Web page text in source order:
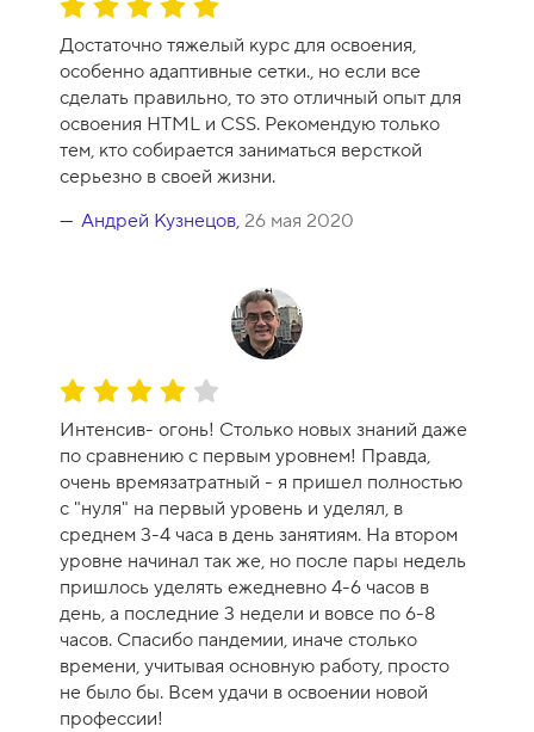
-
1
0
О
ц
е
н
к
а
к
у
р
Достаточно тяжелый курс для освоения,
особенно адаптивные сетки., но если все
сделать правильно, то это отличный опыт для
освоения HTML и CSS. Рекомендую только
тем, кто собирается заниматься версткой
серьезно в своей жизни.
Андрей Кузнецов, 26 мая 2020
О
е
н
к
а
к
у
р
с
а
-
8
Интенсив- огонь! Столько новых знаний даже
по сравнению с первым уровнем! Правда,
очень времязатратный - я пришел полностью
с "нуля" на первый уровень и уделял, в
среднем 3-4 часа в день занятиям. На втором
уровне начинал так же, но после пары недель
пришлось уделять ежедневно 4-6 часов в
день, а последние 3 недели и вовсе по 6-8
часов. Спасибо пандемии, иначе столько
времени, учитывая основную работу, просто
не было бы. Всем удачи в освоении новой
профессии!